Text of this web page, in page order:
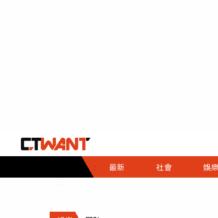
::: 最新 社會
社會首頁
時事
調查
娛樂
娛樂首頁
即時
財經首頁
熱線
政